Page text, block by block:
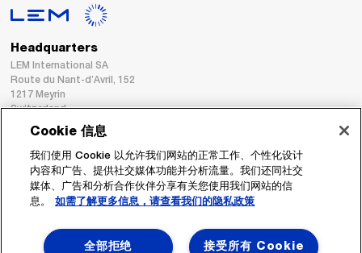
Headquarters
LEM International SA
Route du Nant-d’Avril, 152
1217 Meyrin
Switzerland
Fax : +41 22 794 94 78
Cookie 信息
我们使用 Cookie 以允许我们网站的正常工作、个性化设计
内容和广告、提供社交媒体功能并分析流量。我们还同社交
媒体、广告和分析合作伙伴分享有关您使用我们网站的信
息。
如需了解更多信息，请查看我们的隐私政策
接受所有 Cookie
全部拒绝